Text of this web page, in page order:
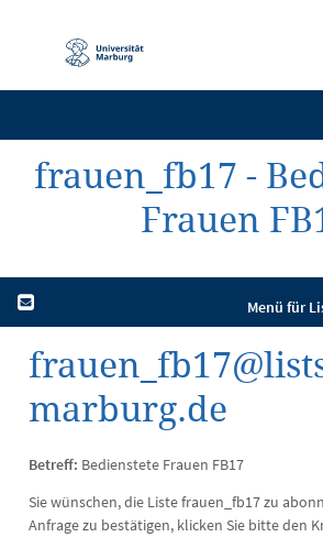
Navigation
frauen_fb17 -
Frauen
Menü für
marburg.de
Betreff: Bedienstete Frauen FB17
Sie wünschen, die Liste frauen_fb17 zu
Anfrage zu bestätigen, klicken Sie bitte den